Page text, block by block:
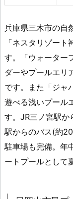
兵庫県三木市の自
「ネスタリゾー
す。「ウォーター
ダーやプールエリ
です。また「ジャ
遊べる浅いプール
す。JR三ノ宮駅
駅からのバス(約
駐車場も完備。年
ートプールとして